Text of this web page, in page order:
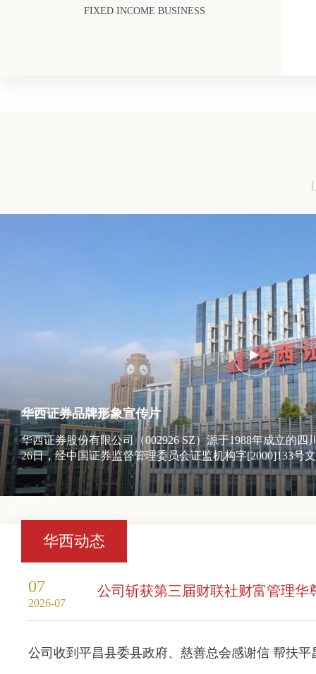
FIXED INCOME BUSINESS
华西证券品牌形象宣传片
华西证券股份有限公司（002926 SZ）源于1988年成立的四
26日，经中国证券监督管理委员会证监机构字[2000]133号
与原四川证券交易中心合并重组、增资扩股成立华西证券
份制改造并更名为华西证券股份有限公司。2018年2月，
华西动态
07
2026-07
公司斩获第三届财联社财富管理华